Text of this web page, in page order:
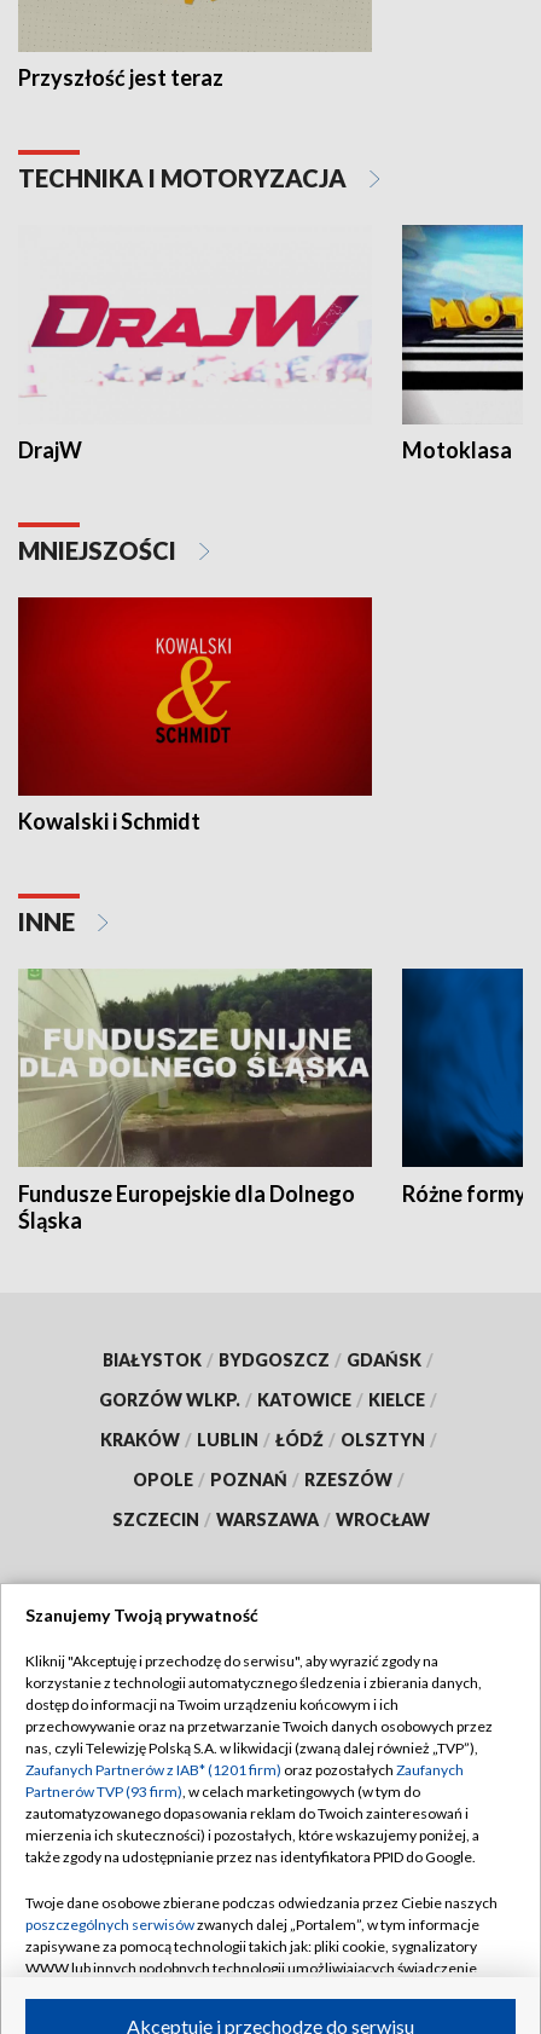
Przyszłość jest teraz
TECHNIKA I MOTORYZACJA
DrajW Motoklasa
MNIEJSZOŚCI
Kowalski i Schmidt
INNE
Fundusze Europejskie dla Dolnego
Śląska
Różne formy
BIAŁYSTOK / BYDGOSZCZ / GDAŃSK /
GORZÓW WLKP. / KATOWICE / KIELCE /
KRAKÓW / LUBLIN / ŁÓDŹ / OLSZTYN /
OPOLE / POZNAŃ / RZESZÓW /
SZCZECIN / WARSZAWA / WROCŁAW
TVP
Abonament TVP
Emisja w TVP
Centrum informacji TVP
Naziemna Telewizja Cyfrowa
Rada Programowa
System NOS
Informacje o nadawcy
Regulamin TVP
Polityka prywatności
Moje zgody
Pomoc
Kontakt
Kanały
Szanujemy Twoją prywatność
Kliknij "Akceptuję i przechodzę do serwisu", aby wyrazić zgody na
korzystanie z technologii automatycznego śledzenia i zbierania danych,
dostęp do informacji na Twoim urządzeniu końcowym i ich
przechowywanie oraz na przetwarzanie Twoich danych osobowych przez
nas, czyli Telewizję Polską S.A. w likwidacji (zwaną dalej również „TVP”),
Zaufanych Partnerów z IAB* (1201 firm) oraz pozostałych Zaufanych
Partnerów TVP (93 firm), w celach marketingowych (w tym do
zautomatyzowanego dopasowania reklam do Twoich zainteresowań i
mierzenia ich skuteczności) i pozostałych, które wskazujemy poniżej, a
także zgody na udostępnianie przez nas identyfikatora PPID do Google.
Twoje dane osobowe zbierane podczas odwiedzania przez Ciebie naszych
poszczególnych serwisówzwanych dalej „Portalem”, w tym informacje
zapisywane za pomocą technologii takich jak: pliki cookie, sygnalizatory
WWW lub innych podobnych technologii umożliwiających świadczenie
Akceptuję i przechodzę do serwisu